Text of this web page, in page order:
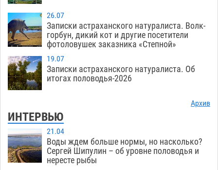
26.07
Записки астраханского натуралиста. Волк-
горбун, дикий кот и другие посетители
фотоловушек заказника «Степной»
19.07
Записки астраханского натуралиста. Об
итогах половодья-2026
Архив
ИНТЕРВЬЮ
21.04
Воды ждем больше нормы, но насколько?
Сергей Шипулин – об уровне половодья и
нересте рыбы